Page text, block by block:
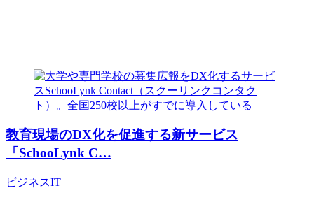
教育現場のDX化を促進する新サービス
「SchooLynk C…
ビジネスIT